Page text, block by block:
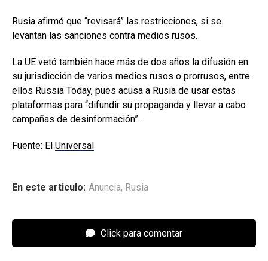
Rusia afirmó que “revisará” las restricciones, si se
levantan las sanciones contra medios rusos.
La UE vetó también hace más de dos años la difusión en
su jurisdicción de varios medios rusos o prorrusos, entre
ellos Russia Today, pues acusa a Rusia de usar estas
plataformas para “difundir su propaganda y llevar a cabo
campañas de desinformación”.
Fuente: El Universal
En este articulo: Anuncia, Rusia
Click para comentar